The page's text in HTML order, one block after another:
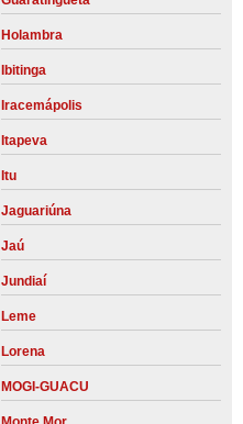
Holambra
Ibitinga
Iracemápolis
Itapeva
Itu
Jaguariúna
Jaú
Jundiaí
Leme
Lorena
MOGI-GUACU